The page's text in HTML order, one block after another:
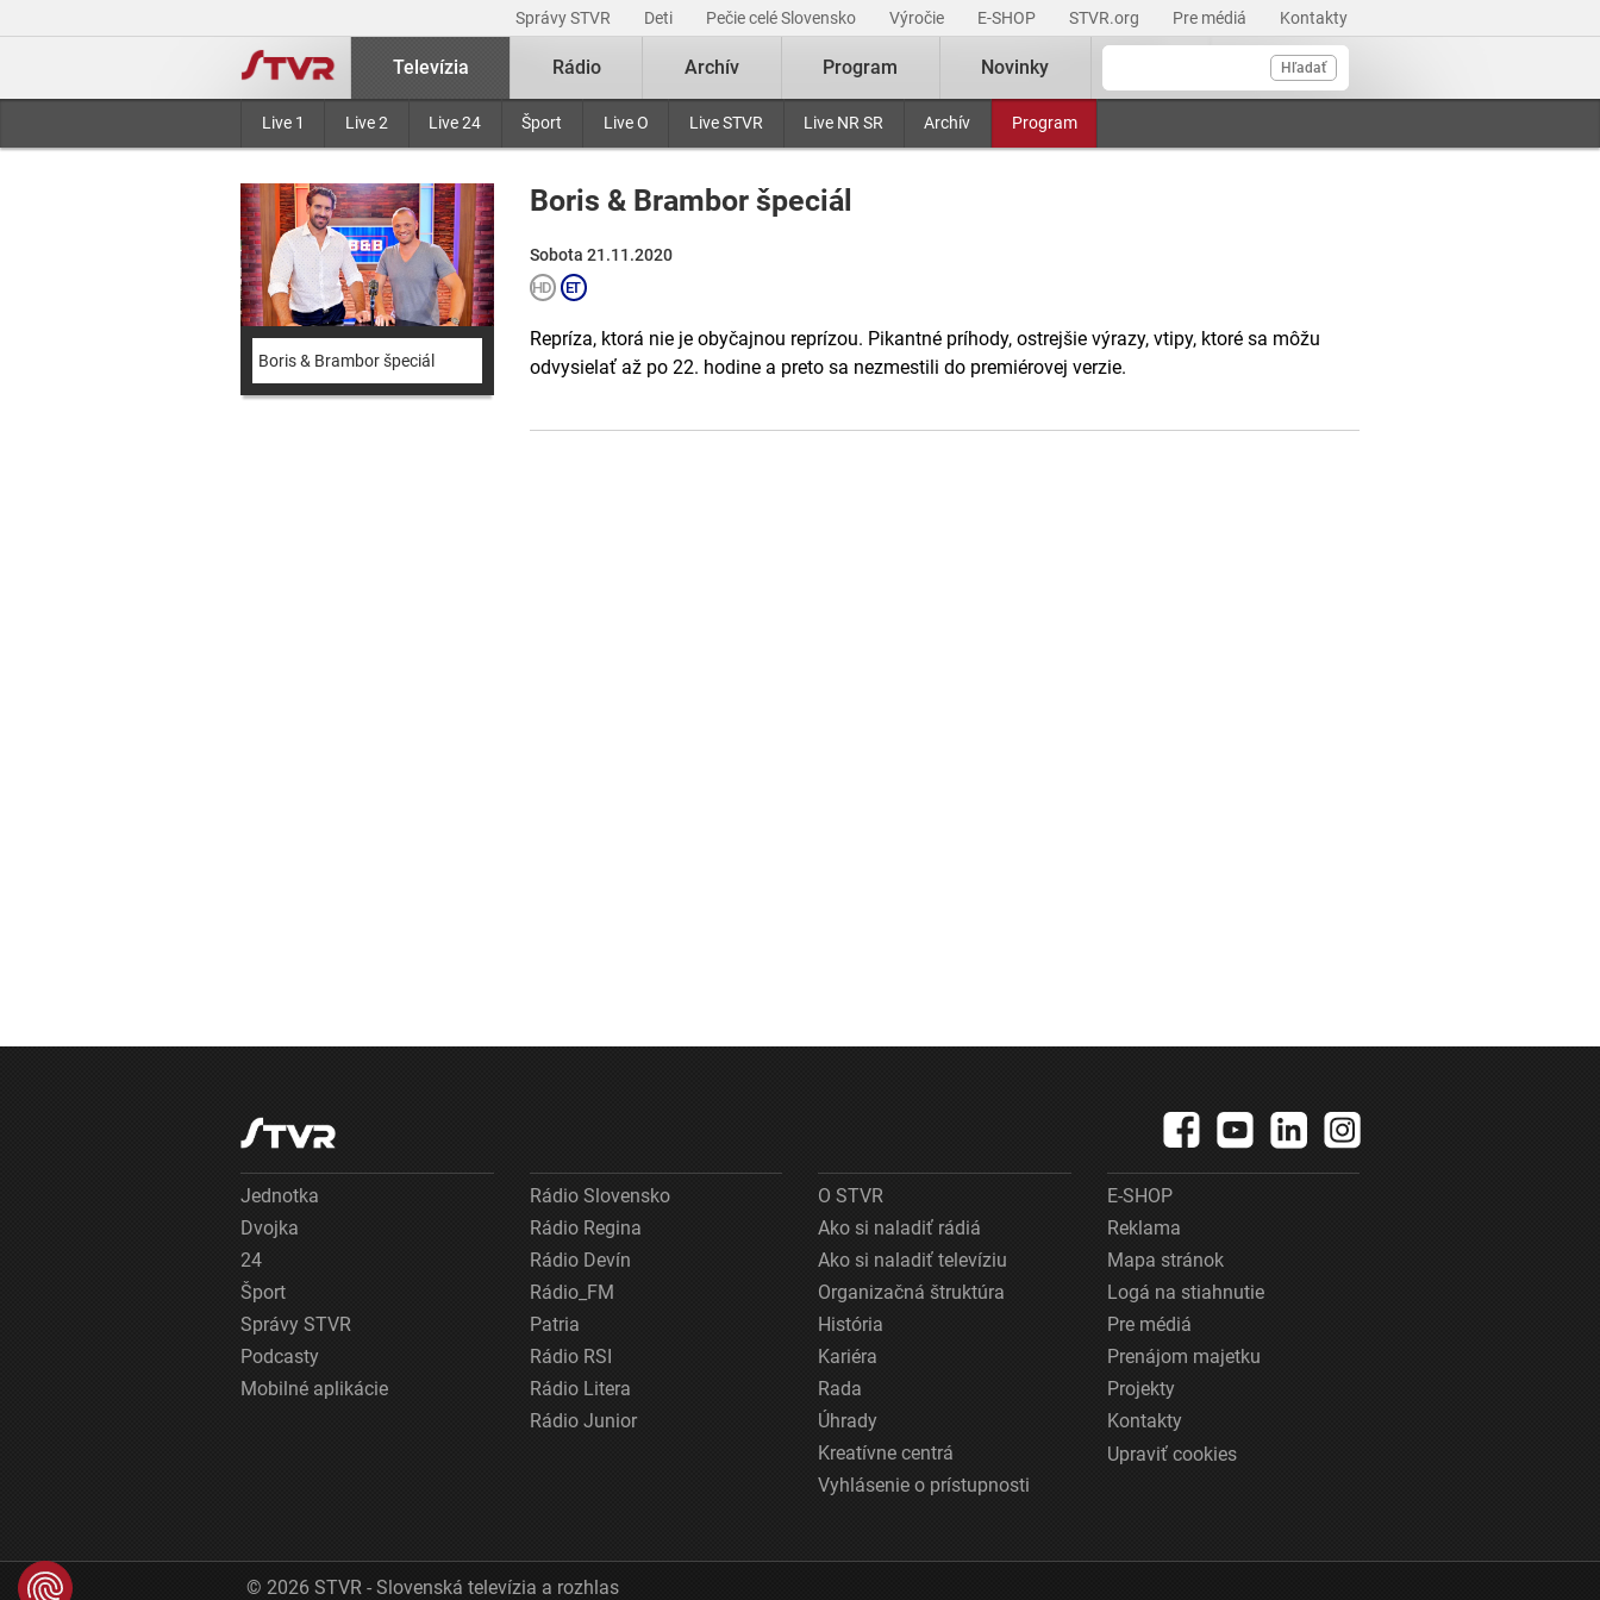
Správy STVR Deti Pečie celé Slovensko Výročie E-SHOP STVR.org Pre médiá Kontakty
Hľadať
Televízia
Live 1 Live 2 Live 24 Šport Live O Live STVR Live NR SR Archív Program
Rádio Archív Program Novinky
Boris & Brambor špeciál
Boris & Brambor špeciál
Sobota 21.11.2020
Repríza, ktorá nie je obyčajnou reprízou. Pikantné príhody, ostrejšie výrazy, vtipy, ktoré sa môžu
odvysielať až po 22. hodine a preto sa nezmestili do premiérovej verzie.
Jednotka
Dvojka
24
Šport
Správy STVR
Podcasty
Mobilné aplikácie
Rádio Slovensko
Rádio Regina
Rádio Devín
Rádio_FM
Patria
Rádio RSI
Rádio Litera
Rádio Junior
O STVR
Ako si naladiť rádiá
Ako si naladiť televíziu
Organizačná štruktúra
História
Kariéra
Rada
Úhrady
Kreatívne centrá
Vyhlásenie o prístupnosti
E-SHOP
Reklama
Mapa stránok
Logá na stiahnutie
Pre médiá
Prenájom majetku
Projekty
Kontakty
Upraviť cookies
© 2026 STVR - Slovenská televízia a rozhlas